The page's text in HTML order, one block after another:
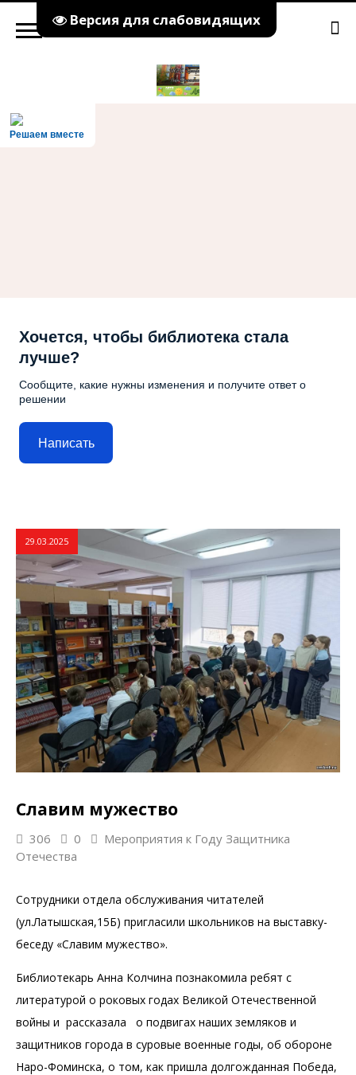
Версия для слабовидящих
Решаем вместе
Хочется, чтобы библиотека стала
лучше?
Сообщите, какие нужны изменения и получите ответ о
решении
Написать
29.03.2025
Славим мужество
306 0
Мероприятия к Году Защитника
Отечества
Сотрудники отдела обслуживания читателей
(ул.Латышская,15Б) пригласили школьников на выставку-
беседу «Славим мужество».
Библиотекарь Анна Колчина познакомила ребят с
литературой о роковых годах Великой Отечественной
войны и рассказала о подвигах наших земляков и
защитников города в суровые военные годы, об обороне
Наро-Фоминска, о том, как пришла долгожданная Победа,